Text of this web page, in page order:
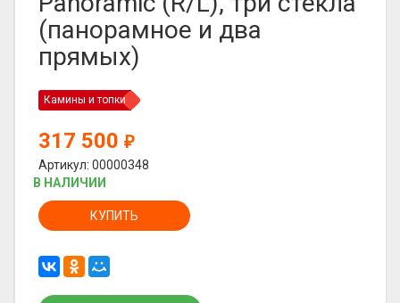
(панорамное и два
прямых)
Камины и топки
317 500 ₽
Артикул: 00000348
В НАЛИЧИИ
КУПИТЬ